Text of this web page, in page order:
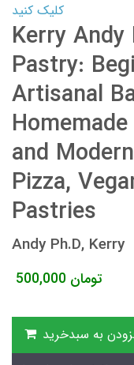
کلیک کنید
Kerry Andy
Pastry:
Artisanal
and
Pizza,
Pastries
Andy Ph.D, Kerry
500,000 تومان
به سبدخرید